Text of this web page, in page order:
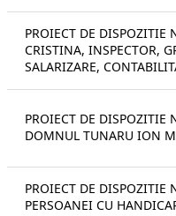
PROIECT DE DISPOZITIE
CRISTINA, INSPECTOR,
SALARIZARE,
PROIECT DE
DOMNUL TUNARU ION
PROIECT DE
PERSOANEI CU